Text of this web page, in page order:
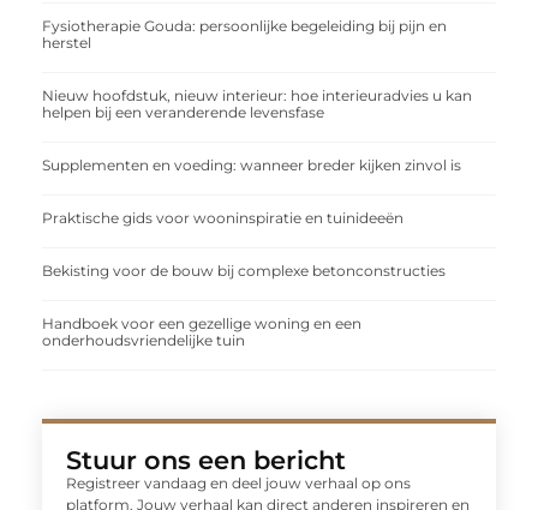
Fysiotherapie Gouda: persoonlijke begeleiding bij pijn en
herstel
Nieuw hoofdstuk, nieuw interieur: hoe interieuradvies u kan
helpen bij een veranderende levensfase
Supplementen en voeding: wanneer breder kijken zinvol is
Praktische gids voor wooninspiratie en tuinideeën
Bekisting voor de bouw bij complexe betonconstructies
Handboek voor een gezellige woning en een
onderhoudsvriendelijke tuin
Stuur ons een bericht
Registreer vandaag en deel jouw verhaal op ons
platform. Jouw verhaal kan direct anderen inspireren en